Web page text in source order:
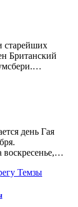
старейших
Британский
день Гая
воскресенье,…